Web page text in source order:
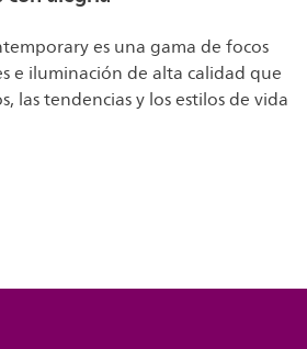
es una gama de focos
e iluminación de alta calidad que
las tendencias y los estilos de vida